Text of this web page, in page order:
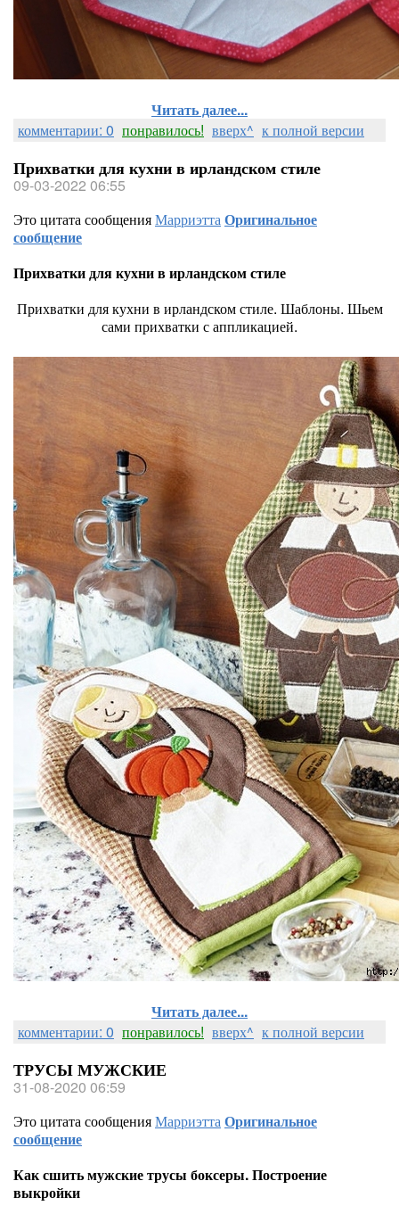
Читать далее...
комментарии: 0 понравилось! вверх^ к полной версии
Прихватки для кухни в ирландском стиле
09-03-2022 06:55
Это цитата сообщенияМарриэттаОригинальное
сообщение
Прихватки для кухни в ирландском стиле
Прихватки для кухни в ирландском стиле. Шаблоны. Шьем
сами прихватки с аппликацией.
Читать далее...
комментарии: 0 понравилось! вверх^ к полной версии
ТРУСЫ МУЖСКИЕ
31-08-2020 06:59
Это цитата сообщенияМарриэттаОригинальное
сообщение
Как сшить мужские трусы боксеры. Построение
выкройки